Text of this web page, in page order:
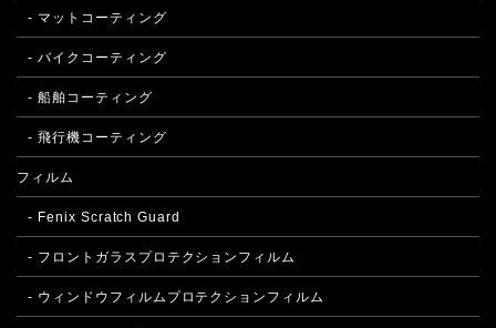
- マットコーティング
- バイクコーティング
- 船舶コーティング
- 飛行機コーティング
フィルム
- Fenix Scratch Guard
- フロントガラスプロテクションフィルム
- ウィンドウフィルムプロテクションフィルム